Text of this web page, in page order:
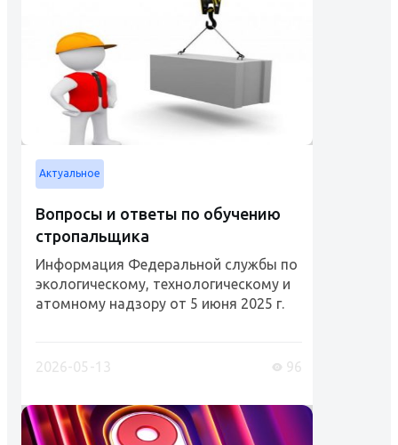
Актуальное
Вопросы и ответы по обучению
стропальщика
Информация Федеральной службы по
экологическому, технологическому и
атомному надзору от 5 июня 2025 г.
Разъяснения Ростехнадзора и
2026-05-13 96